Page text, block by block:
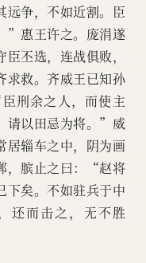
争，不如近割。臣
”惠王许之。庞涓遂
丕选，连战俱败，
求救。齐威王已知孙
刑余之人，而使主
请以田忌为将。”威
居辎车之中，阴为画
，膑止之曰：“赵将
下矣。不如驻兵于中
还而击之，无不胜